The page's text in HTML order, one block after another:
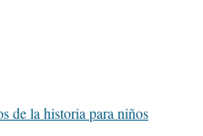
de la historia para niños